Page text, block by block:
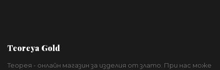
Teoreya Gold
Теорея - онлайн магазин за изделия от злато. При нас може